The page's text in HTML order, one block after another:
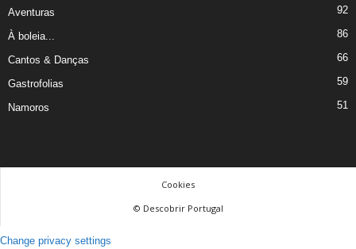
Aventuras 92
À boleia... 86
Cantos & Danças 66
Gastrofolias 59
Namoros 51
Cookies
© Descobrir Portugal
Change privacy settings